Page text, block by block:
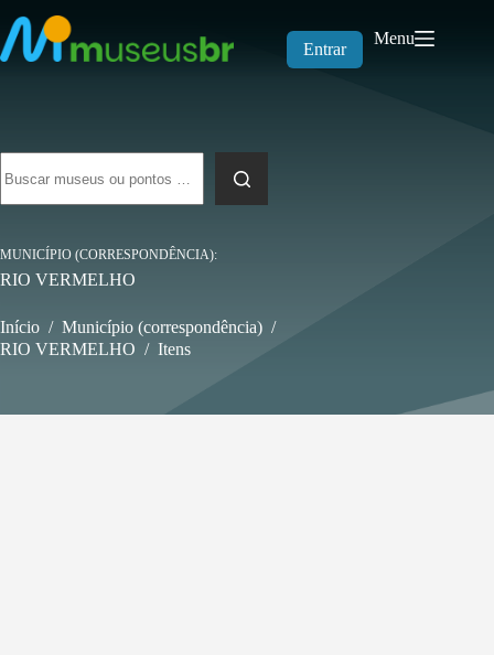
para
o
conteúdo
Entrar
Menu
resultados
MUNICÍPIO (CORRESPONDÊNCIA)
RIO VERMELHO
Início / Município (correspondência) /
RIO VERMELHO / Itens